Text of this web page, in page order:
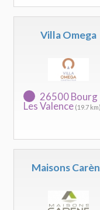
Villa Omega
26500 Bourg
Les Valence (19.7 km)
Maisons